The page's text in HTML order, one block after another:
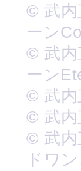
© 武内
ーン
© 武内
ーン
© 武内
© 武内
© 武内
ドワ